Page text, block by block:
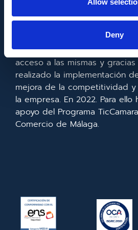
Allow
Deny
Metadata SL ha sido
mejorar el uso y la calidad de
la información y de las
acceso a las mismas y
realizado la implementación
mejora de la competitividad
la empresa. En 2022. Para
apoyo del Programa
Comercio de Málaga.